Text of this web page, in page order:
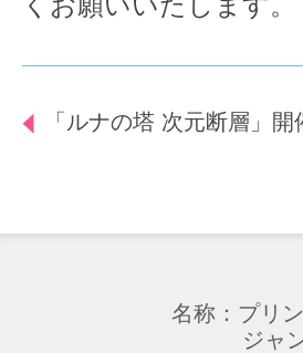
「ルナの塔 次元断層」開
名称：プリ
ジャ